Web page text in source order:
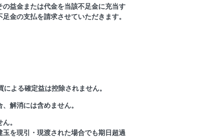
益金または代金を当該不足金に充当す
金の支払を請求させていただきます。
よる確定益は控除されません。
解消には含めません。
。
を現引・現渡された場合でも期日超過